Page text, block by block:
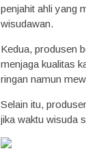
penjahit ahli yang
wisudawan.
Kedua, produsen
menjaga kualitas
ringan namun
Selain itu,
jika waktu wisuda